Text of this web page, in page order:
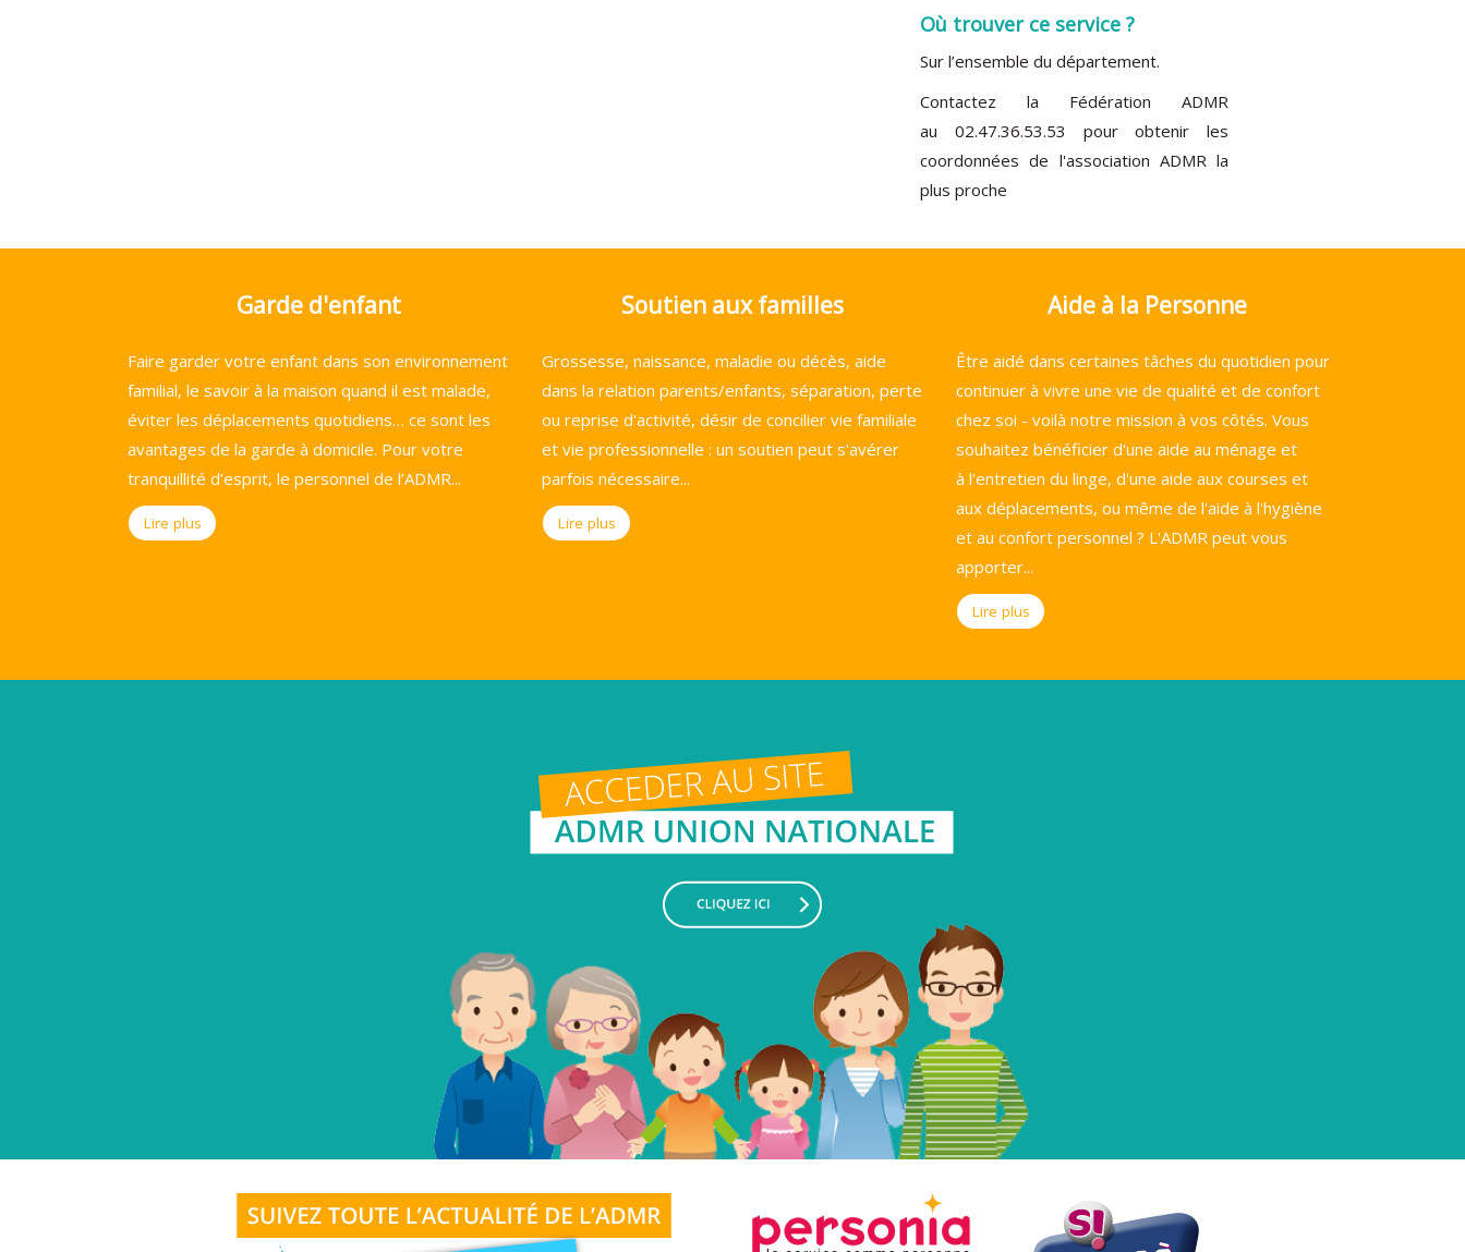
Où trouver ce service ?
Sur l’ensemble du département.
Contactez la Fédération ADMR
au 02.47.36.53.53 pour obtenir les
coordonnées de l'association ADMR la
plus proche
Garde d'enfant
Faire garder votre enfant dans son environnement
familial, le savoir à la maison quand il est malade,
éviter les déplacements quotidiens… ce sont les
avantages de la garde à domicile. Pour votre
tranquillité d’esprit, le personnel de l’ADMR...
Lire plus
Soutien aux familles
Grossesse, naissance, maladie ou décès, aide
dans la relation parents/enfants, séparation, perte
ou reprise d'activité, désir de concilier vie familiale
et vie professionnelle : un soutien peut s'avérer
parfois nécessaire...
Lire plus
Aide à la Personne
Être aidé dans certaines tâches du quotidien pour
continuer à vivre une vie de qualité et de confort
chez soi - voilà notre mission à vos côtés. Vous
souhaitez bénéficier d'une aide au ménage et
à l'entretien du linge, d'une aide aux courses et
aux déplacements, ou même de l'aide à l'hygiène
et au confort personnel ? L'ADMR peut vous
apporter...
Lire plus